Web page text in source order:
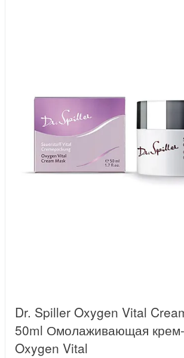
Dr. Spiller Oxygen Vital
50ml Омолаживающая
Oxygen Vital